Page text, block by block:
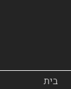
בית